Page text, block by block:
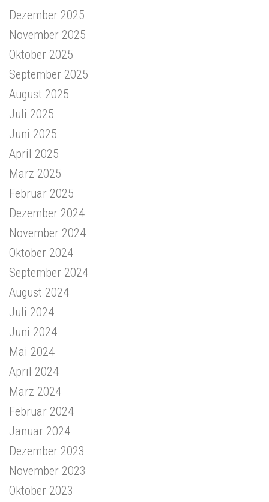
Dezember 2025
November 2025
Oktober 2025
September 2025
August 2025
Juli 2025
Juni 2025
April 2025
März 2025
Februar 2025
Dezember 2024
November 2024
Oktober 2024
September 2024
August 2024
Juli 2024
Juni 2024
Mai 2024
April 2024
März 2024
Februar 2024
Januar 2024
Dezember 2023
November 2023
Oktober 2023